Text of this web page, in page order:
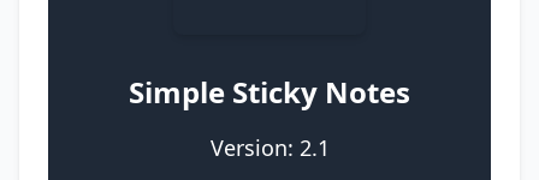
Simple Sticky Notes
Version: 2.1